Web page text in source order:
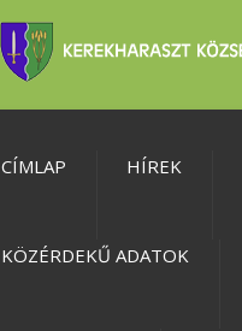
CÍMLAP HÍREK
KÖZÉRDEKŰ ADATOK